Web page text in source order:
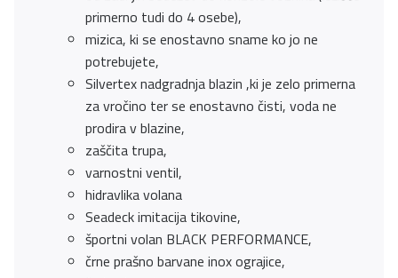
primerno tudi do 4 osebe),
mizica, ki se enostavno sname ko jo ne
potrebujete,
Silvertex nadgradnja blazin ,ki je zelo primerna
za vročino ter se enostavno čisti, voda ne
prodira v blazine,
zaščita trupa,
varnostni ventil,
hidravlika volana
Seadeck imitacija tikovine,
športni volan BLACK PERFORMANCE,
črne prašno barvane inox ograjice,